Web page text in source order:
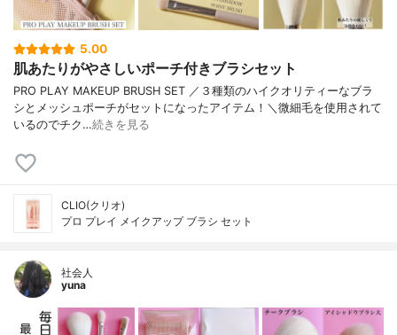
5.00
肌あたりがやさしいポーチ付きブラシセット
PRO PLAY MAKEUP BRUSH SET ／３種類のハイクオリティーなブラ
シとメッシュポーチがセットになったアイテム！＼微細毛を使用されて
いるのでチク…続きを見る
CLIO(クリオ)
プロ プレイ メイクアップ ブラシ セット
社会人
yuna